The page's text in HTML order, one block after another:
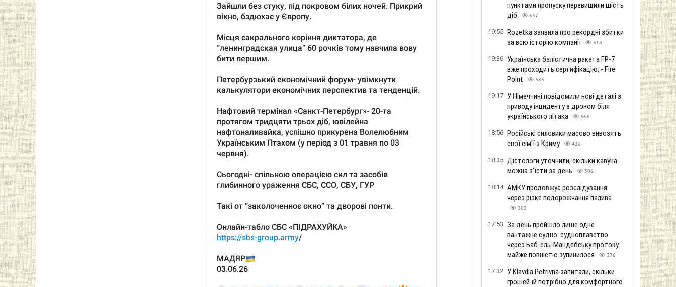
пунктами пропуску перевищили шість
діб
647
19:55 Rozetka заявила про рекордні збитки
за всю історію компанії
318
19:36 Українська балістична ракета FP-7
вже проходить сертифікацію, - Fire
Point
383
19:17 У Німеччині повідомили нові деталі з
приводу інциденту з дроном біля
українського літака
363
18:56 Російські силовики масово вивозять
свої сім'ї з Криму
426
18:35 Дієтологи уточнили, скільки кавуна
можна з'їсти за день
306
18:14 АМКУ продовжує розслідування
через різке подорожчання палива
303
17:53 За день пройшло лише одне
вантажне судно: судноплавство
через Баб-ель-Мандебську протоку
майже повністю зупинилося
376
17:32 У Klavdia Petrivna запитали, скільки
грошей їй потрібно для комфортного